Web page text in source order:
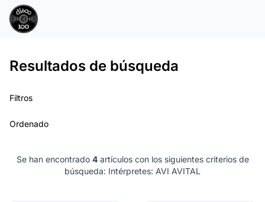
Resultados de búsqueda
Filtros
Ordenado
Se han encontrado 4artículos con los siguientes criterios de
búsqueda: Intérpretes: AVI AVITAL